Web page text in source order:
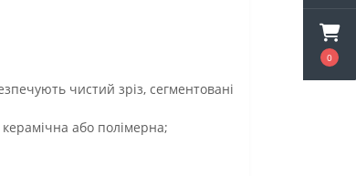
0
чистий зріз, сегментовані
або полімерна;